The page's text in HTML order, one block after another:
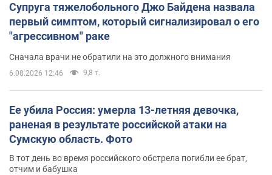
Супруга тяжелобольного Джо Байдена назвала
первый симптом, который сигнализировал о его
"агрессивном" раке
Сначала врачи не обратили на это должного внимания
6.08.2026 12:46 9,8 т.
Ее убила Россия: умерла 13-летняя девочка,
раненая в результате российской атаки на
Сумскую область. Фото
В тот день во время российского обстрела погибли ее брат,
отчим и бабушка